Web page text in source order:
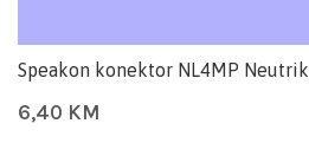
Speakon konektor NL4MP Neutrik
6,40 KM